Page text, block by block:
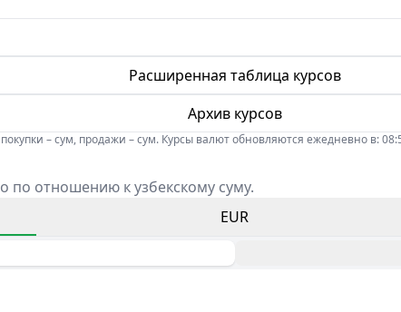
Расширенная таблица курсов
Архив курсов
– сум, продажи – сум. Курсы валют обновляются ежедневно в:
по отношению к узбекскому суму.
EUR